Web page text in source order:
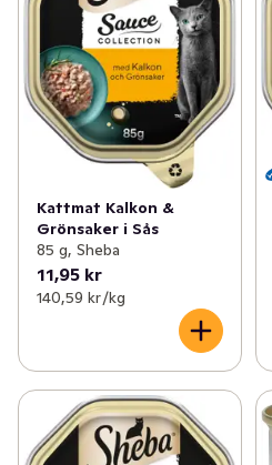
Kattmat Kalkon &
Grönsaker i Sås
85 g, Sheba
11,95 kr
140,59 kr /kg